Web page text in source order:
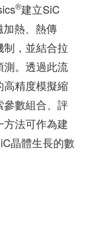
®建立SiC
熱、熱傳
，並結合拉
測。透過此流
精度模擬縮
參數組合、評
法可作為建
晶體生長的數